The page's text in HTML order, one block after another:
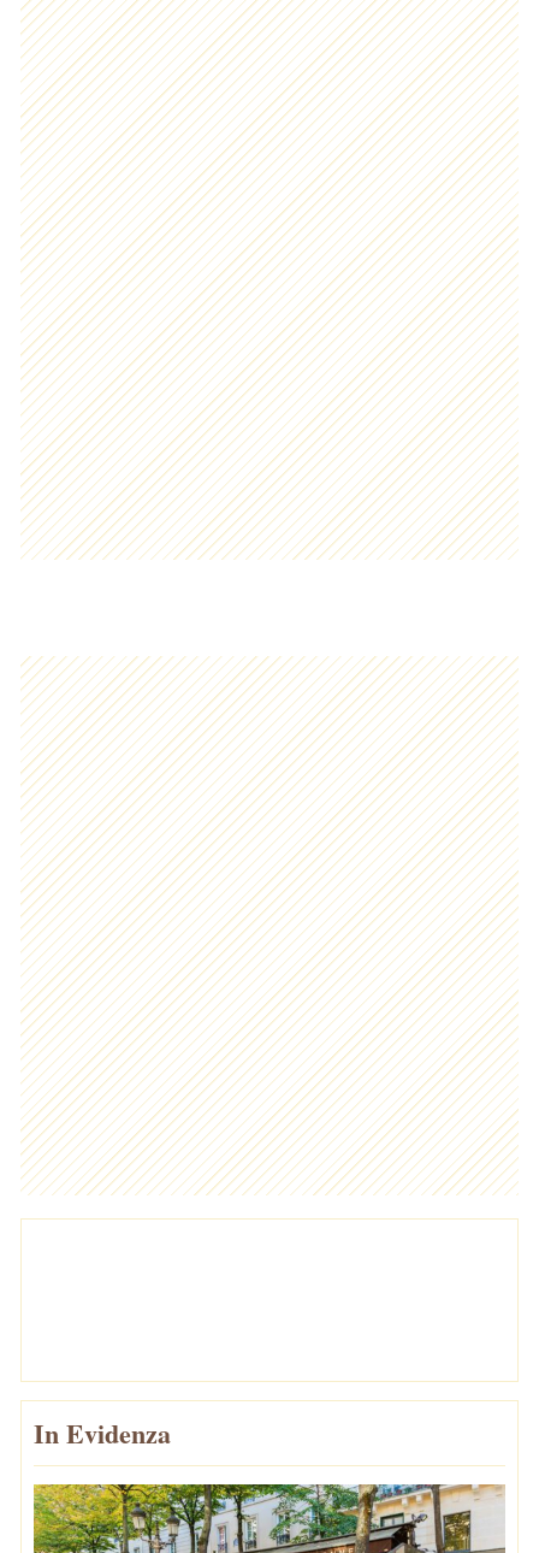
In Evidenza